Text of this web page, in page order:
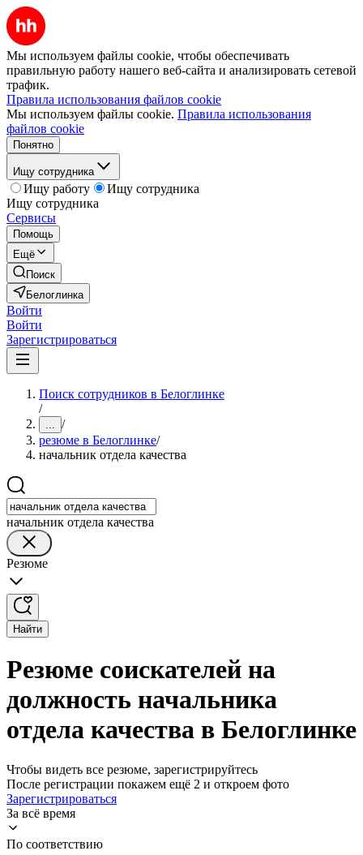
Мы используем файлы cookie, чтобы обеспечивать
правильную работу нашего веб-сайта и анализировать сетевой
трафик.
Правила использования файлов cookie
Мы используем файлы cookie. Правила использования
файлов cookie
Понятно
Ищу сотрудника
Ищу работу
Ищу сотрудника
Ищу сотрудника
Сервисы
Помощь
Ещё
Поиск
Белоглинка
Войти
Войти
Зарегистрироваться
Поиск сотрудников в Белоглинке
/
... /
резюме в Белоглинке/
начальник отдела качества
начальник отдела качества
Резюме
Найти
Резюме соискателей на
должность начальника
отдела качества в Белоглинке
Чтобы видеть все резюме, зарегистрируйтесь
После регистрации покажем ещё 2 и откроем фото
Зарегистрироваться
За всё время
По соответствию